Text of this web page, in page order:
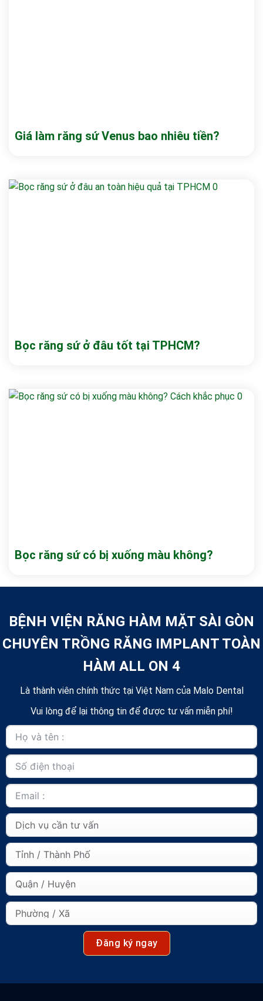
Giá làm răng sứ Venus bao nhiêu tiền?
Bọc răng sứ ở đâu tốt tại TPHCM?
Bọc răng sứ có bị xuống màu không?
BỆNH VIỆN RĂNG HÀM MẶT SÀI GÒN
CHUYÊN TRỒNG RĂNG IMPLANT TOÀN
HÀM ALL ON 4
Là thành viên chính thức tại Việt Nam của Malo Dental
Vui lòng để lại thông tin để được tư vấn miễn phí!
Đăng ký ngay